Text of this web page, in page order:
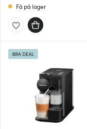
Få på lager
BRA DEAL